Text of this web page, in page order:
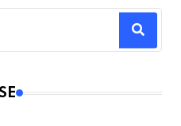
characters for results.